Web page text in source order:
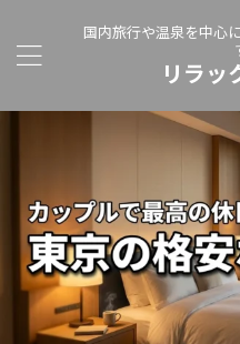
国内旅行や温泉を中心
リラッ